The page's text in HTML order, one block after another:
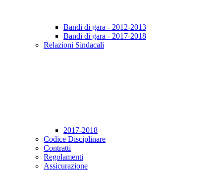
Bandi di gara - 2012-2013
Bandi di gara - 2017-2018
Relazioni Sindacali
2017-2018
Codice Disciplinare
Contratti
Regolamenti
Assicurazione